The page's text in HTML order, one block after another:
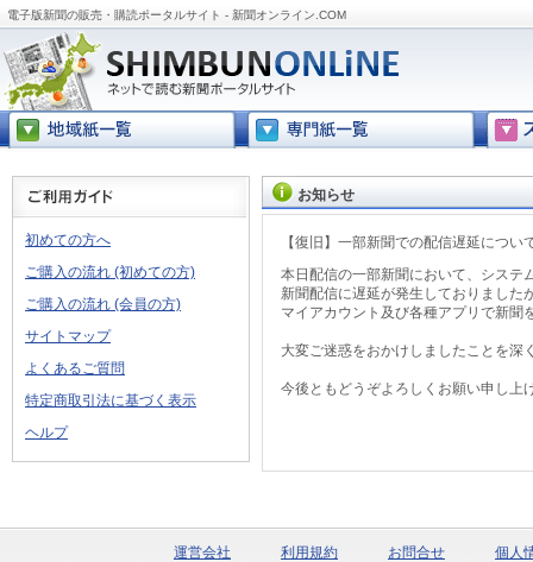
電子版新聞の販売・購読ポータルサイト - 新聞オンライン.COM
初めての方へ
ご購入の流れ (初めての方)
ご購入の流れ (会員の方)
サイトマップ
よくあるご質問
特定商取引法に基づく表示
ヘルプ
お知らせ
【復旧】一部新聞での配信遅延につい
本日配信の一部新聞において、システ
新聞配信に遅延が発生しておりました
マイアカウント及び各種アプリで新聞
大変ご迷惑をおかけしましたことを深
今後ともどうぞよろしくお願い申し上
運営会社 利用規約 お問合せ 個人